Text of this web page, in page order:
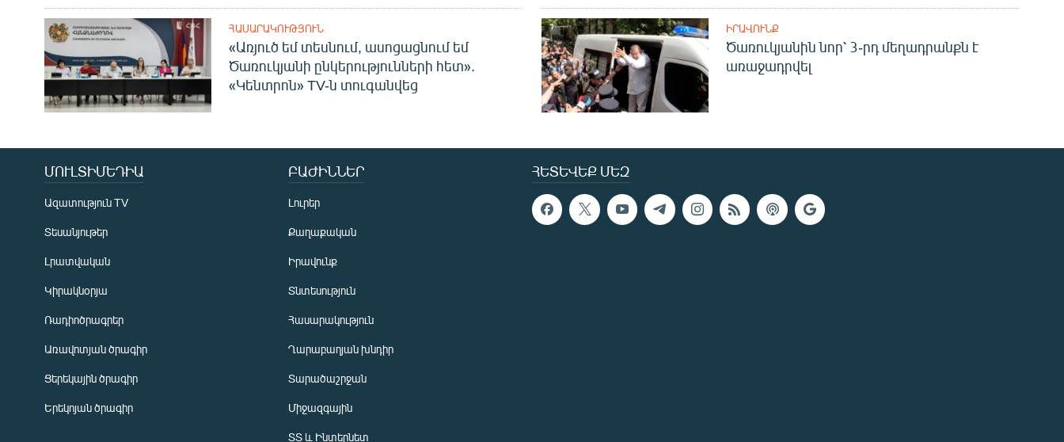
ՀԱՍԱՐԱԿՈՒԹՅՈՒՆ
«Առյուծ եմ տեսնում, ասոցացնում եմ
Ծառուկյանի ընկերությունների հետ».
«Կենտրոն» TV-ն տուգանվեց
ԻՐԱՎՈՒՆՔ
Ծառուկյանին նոր՝ 3-րդ մեղադրանքն է
առաջադրվել
ՀԵՏԵՎԵՔ ՄԵԶ
ՄՈՒԼՏԻՄԵԴԻԱ
Ազատություն TV
Տեսանյութեր
Լրատվական
Կիրակնօրյա
Ռադիոծրագրեր
Առավոտյան ծրագիր
Ցերեկային ծրագիր
Երեկոյան ծրագիր
ԲԱԺԻՆՆԵՐ
Լուրեր
Քաղաքական
Իրավունք
Տնտեսություն
Հասարակություն
Ղարաբաղյան խնդիր
Տարածաշրջան
Միջազգային
ՏՏ և Ինտերնետ